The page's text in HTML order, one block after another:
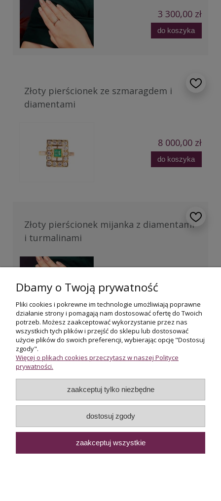
3 300,00 zł
do koszyka
Złoty pierścionek ze szmaragdem i
diamentami
8 000,00 zł
do koszyka
Złoty pierścionek mijanka z diamentami
i turmalinami
2 100,00 zł
do koszyka
Pierścionek w białym złocie z 36
diamentami
5 500,00 zł
Dbamy o Twoją prywatność
Pliki cookies i pokrewne im technologie umożliwiają poprawne
działanie strony i pomagają nam dostosować ofertę do Twoich
potrzeb. Możesz zaakceptować wykorzystanie przez nas
wszystkich tych plików i przejść do sklepu lub dostosować
użycie plików do swoich preferencji, wybierając opcję "Dostosuj
zgody".
Więcej o plikach cookies przeczytasz w naszej Polityce
prywatności.
zaakceptuj tylko niezbędne
dostosuj zgody
zaakceptuj wszystkie